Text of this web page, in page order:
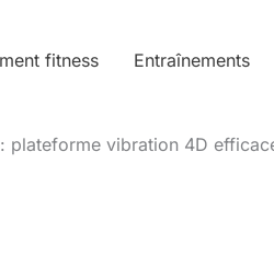
fitness Entraînements
plateforme vibration 4D